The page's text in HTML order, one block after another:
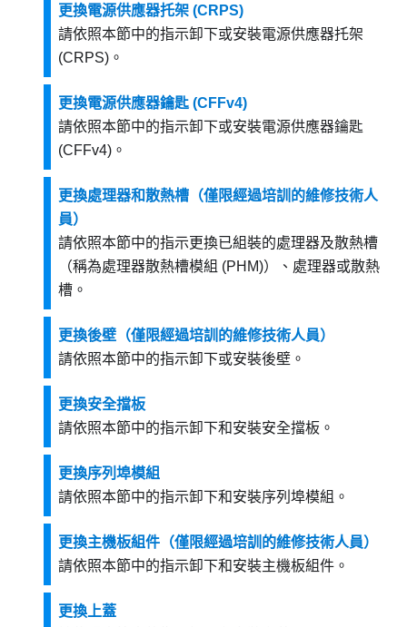
更換電源供應器托架 (CRPS)
請依照本節中的指示卸下或安裝電源供應器托架
(CRPS)。
更換電源供應器鑰匙 (CFFv4)
請依照本節中的指示卸下或安裝電源供應器鑰匙
(CFFv4)。
更換處理器和散熱槽（僅限經過培訓的維修技術人
員）
請依照本節中的指示更換已組裝的處理器及散熱槽
（稱為處理器散熱槽模組 (PHM)）、處理器或散熱
槽。
更換後壁（僅限經過培訓的維修技術人員）
請依照本節中的指示卸下或安裝後壁。
更換安全擋板
請依照本節中的指示卸下和安裝安全擋板。
更換序列埠模組
請依照本節中的指示卸下和安裝序列埠模組。
更換主機板組件（僅限經過培訓的維修技術人員）
請依照本節中的指示卸下和安裝主機板組件。
更換上蓋